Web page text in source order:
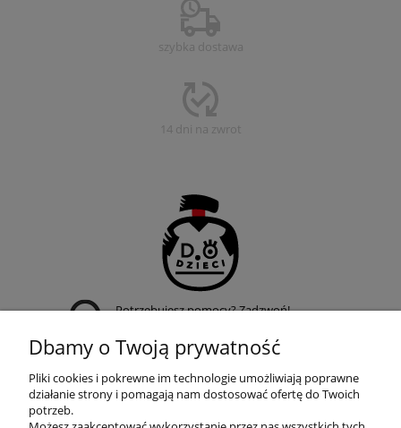
szybka dostawa
14 dni na zwrot
Potrzebujesz pomocy? Zadzwoń!
Dbamy o Twoją prywatność
Pliki cookies i pokrewne im technologie umożliwiają poprawne
działanie strony i pomagają nam dostosować ofertę do Twoich
potrzeb.